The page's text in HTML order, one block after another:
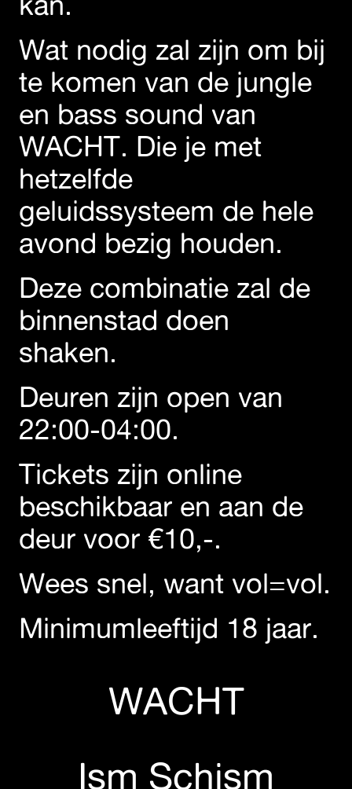
Wat nodig zal zijn om bij
te komen van de jungle
en bass sound van
WACHT. Die je met
hetzelfde
geluidssysteem de hele
avond bezig houden.
Deze combinatie zal de
binnenstad doen
shaken.
Deuren zijn open van
22:00-04:00.
Tickets zijn online
beschikbaar en aan de
deur voor €10,-.
Wees snel, want vol=vol.
Minimumleeftijd 18 jaar.
WACHT
Ism Schism